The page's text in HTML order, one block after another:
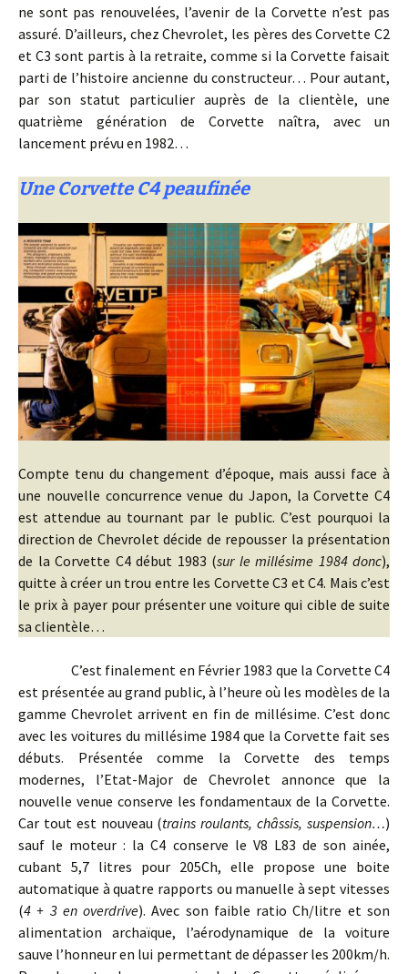
ne sont pas renouvelées, l’avenir de la Corvette n’est pas
assuré. D’ailleurs, chez Chevrolet, les pères des Corvette C2
et C3 sont partis à la retraite, comme si la Corvette faisait
parti de l’histoire ancienne du constructeur… Pour autant,
par son statut particulier auprès de la clientèle, une
quatrième génération de Corvette naîtra, avec un
lancement prévu en 1982…
Une Corvette C4 peaufinée
Compte tenu du changement d’époque, mais aussi face à
une nouvelle concurrence venue du Japon, la Corvette C4
est attendue au tournant par le public. C’est pourquoi la
direction de Chevrolet décide de repousser la présentation
de la Corvette C4 début 1983 (sur le millésime 1984 donc),
quitte à créer un trou entre les Corvette C3 et C4. Mais c’est
le prix à payer pour présenter une voiture qui cible de suite
sa clientèle…
C’est finalement en Février 1983 que la Corvette C4
est présentée au grand public, à l’heure où les modèles de la
gamme Chevrolet arrivent en fin de millésime. C’est donc
avec les voitures du millésime 1984 que la Corvette fait ses
débuts. Présentée comme la Corvette des temps
modernes, l’Etat-Major de Chevrolet annonce que la
nouvelle venue conserve les fondamentaux de la Corvette.
Car tout est nouveau (trains roulants, châssis, suspension…)
sauf le moteur : la C4 conserve le V8 L83 de son ainée,
cubant 5,7 litres pour 205Ch, elle propose une boite
automatique à quatre rapports ou manuelle à sept vitesses
(4 + 3 en overdrive). Avec son faible ratio Ch/litre et son
alimentation archaïque, l’aérodynamique de la voiture
sauve l’honneur en lui permettant de dépasser les 200km/h.